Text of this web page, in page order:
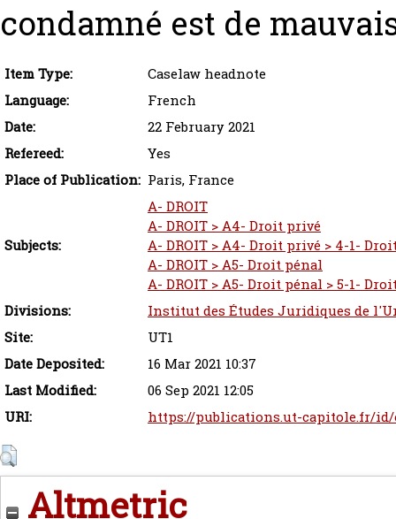
condamné est de
Item Type:
Caselaw headnote
Language:
French
Date:
22 February 2021
Refereed:
Yes
Place of Publication: Paris, France
Subjects:
A- DROIT
A- DROIT > A4- Droit privé
A- DROIT > A4- Droit privé > 4-1-
A- DROIT > A5- Droit pénal
A- DROIT > A5- Droit pénal > 5-1-
Divisions:
Institut des Études Juridiques de
Site:
UT1
Date Deposited:
16 Mar 2021 10:37
Last Modified:
06 Sep 2021 12:05
URI:
https://publications.ut-capitole.fr/
Altmetric